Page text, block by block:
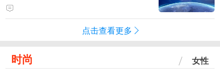
点击查看更多
时尚 女性